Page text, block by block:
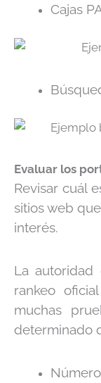
Cajas
Evaluar los
Revisar cuál
sitios web
interés.
La
rankeo
muchas
determinado